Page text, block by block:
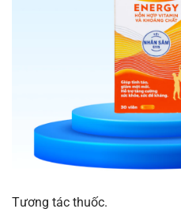
Tương tác thuốc.